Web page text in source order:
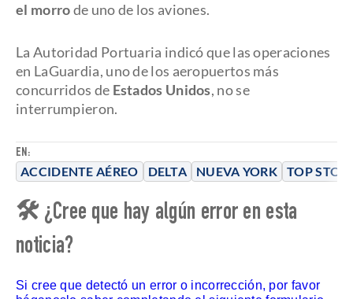
EN:
ACCIDENTE AÉREO DELTA NUEVA YORK TOP
el morrode uno de los aviones.
La Autoridad Portuaria indicó que las operaciones
en LaGuardia, uno de los aeropuertos más
concurridos de Estados Unidos, no se
interrumpieron.
🛠 ¿Cree que hay algún error en esta
noticia?
Si cree que detectó un error o incorrección, por favor